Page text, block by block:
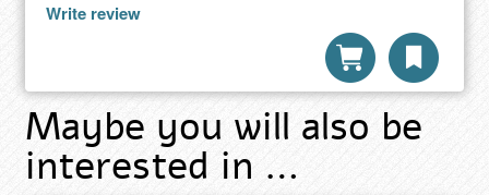
Write review
Maybe you will also be
interested in …